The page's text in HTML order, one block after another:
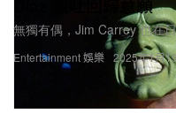
Entertainment 娛樂
Diaz 親吐回歸意願
無獨有偶，Jim Carrey 也在
2025年1月